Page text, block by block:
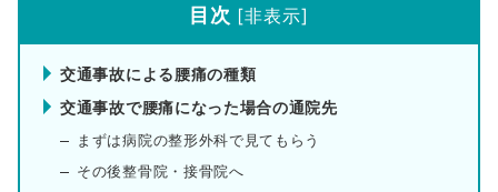
目次 [非表示]
交通事故による腰痛の種類
交通事故で腰痛になった場合の通院先
まずは病院の整形外科で見てもらう
その後整骨院・接骨院へ